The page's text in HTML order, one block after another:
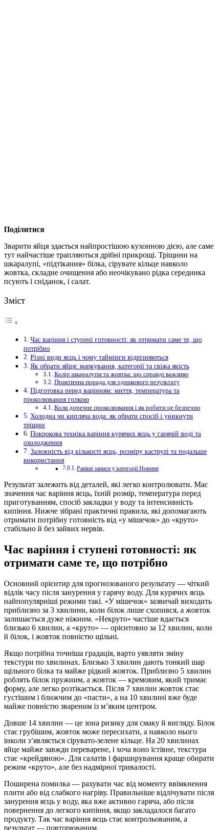
Поділитися
Зварити яйця здається найпростішою кухонною дією, але саме
тут найчастіше трапляються дрібні прикрощі. Тріщини на
шкаралупі, «підтікання» білка, сірувате кільце навколо
жовтка, складне очищення або неочікувано рідка серединка
псують і сніданок, і салат.
Зміст
Час варіння і ступені готовності: як отримати саме те, що
потрібно
Різні види яєць і чому таймінги відрізняються
Як обрати яйця: маркування, категорії та свіжа якість
Колір шкаралупи та жовтка: що справді важливо
Практична порада для однакового результату
Підготовка перед варінням: миття, температура та
проколювання голкою
Коли доречне проколювання і як робити це безпечно
Холодна чи кипляча вода: як обрати спосіб і уникнути
тріщин
Покрокова техніка варіння курячих яєць у гарячій воді та
охолодження
Залежність від кількості яєць, розміру каструлі та подальше
використання
Раніші записи у категорії Новини
Результат залежить від деталей, які легко контролювати. Має
значення час варіння яєць, їхній розмір, температура перед
приготуванням, спосіб закладки у воду та інтенсивність
кипіння. Нижче зібрані практичні правила, які допомагають
отримати потрібну готовність від «у мішечок» до «круто»
стабільно й без зайвих нервів.
Час варіння і ступені готовності: як
отримати саме те, що потрібно
Основний орієнтир для прогнозованого результату — чіткий
відлік часу після занурення у гарячу воду. Для курячих яєць
найпопулярніші режими такі. «У мішечок» зазвичай виходить
приблизно за 3 хвилини, коли білок лише схопився, а жовток
залишається дуже ніжним. «Некруто» частіше вдається
близько 6 хвилин, а «круто» — орієнтовно за 12 хвилин, коли
й білок, і жовток повністю щільні.
Якщо потрібна точніша градація, варто уявляти зміну
текстури по хвилинах. Близько 3 хвилин дають тонкий шар
щільного білка та майже рідкий жовток. Приблизно 5 хвилин
роблять білок пружним, а жовток — кремовим, який тримає
форму, але легко розтікається. Після 7 хвилин жовток стає
густішим і ближчим до «пасти», а на 10 хвилині вже буде
майже повністю звареним із м’яким центром.
Довше 14 хвилин — це зона ризику для смаку й вигляду. Білок
стає грубішим, жовток може пересихати, а навколо нього
інколи з’являється сірувато-зелене кільце. На 20 хвилинах
яйце майже завжди переварене, і хоча воно їстівне, текстура
стає «крейдяною». Для салатів і фарширування краще обирати
режим «круто», але без надмірної тривалості.
Поширена помилка — рахувати час від моменту ввімкнення
плити або від слабкого нагріву. Правильніше відлічувати після
занурення яєць у воду, яка вже активно гаряча, або після
повернення до легкого кипіння, якщо закладалося багато
продукту. Так час варіння яєць стає контрольованим, а
результат — повторюваним.